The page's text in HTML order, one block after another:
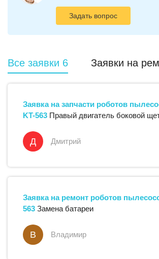
Задать вопрос
Все заявки 6 Заявки на
Заявка на запчасти роботов
KT-563 Правый двигатель боковой
Д Дмитрий
Заявка на ремонт роботов
563 Замена батареи
В Владимир